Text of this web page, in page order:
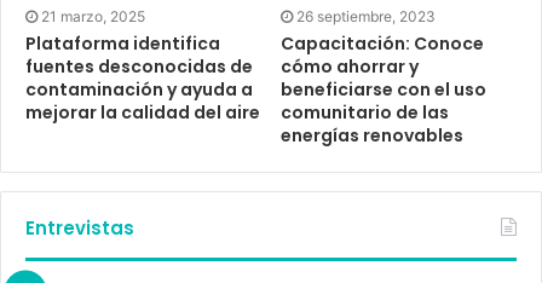
21 marzo, 2025
Plataforma identifica
fuentes desconocidas de
contaminación y ayuda a
mejorar la calidad del aire
26 septiembre, 2023
Capacitación: Conoce
cómo ahorrar y
beneficiarse con el uso
comunitario de las
energías renovables
Entrevistas